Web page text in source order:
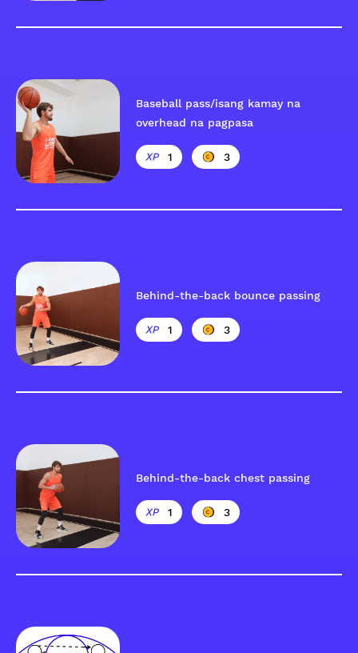
Baseball pass/isang kamay na
overhead na pagpasa
1 3
Behind-the-back bounce passing
1 3
Behind-the-back chest passing
1 3